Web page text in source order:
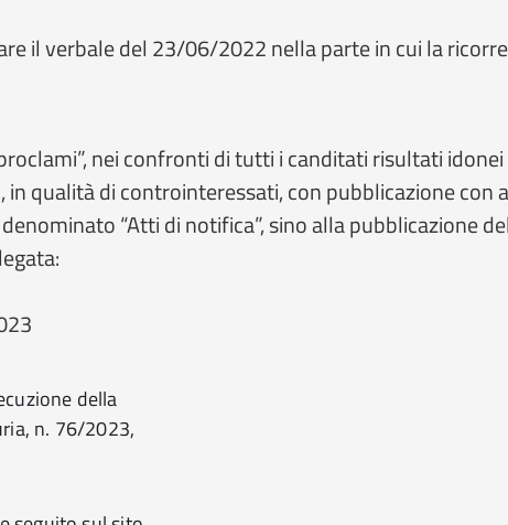
il verbale del 23/06/2022 nella parte in cui la
nei confronti di tutti i canditati risultati
qualità di controinteressati, con pubblicazione con
“Atti di notifica”, sino alla pubblicazione
della
n. 76/2023,